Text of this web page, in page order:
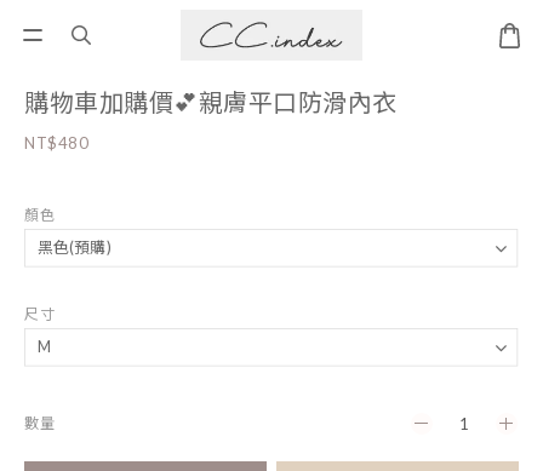
購物車加購價💕親膚平口防滑內衣
NT$480
顏色
尺寸
數量